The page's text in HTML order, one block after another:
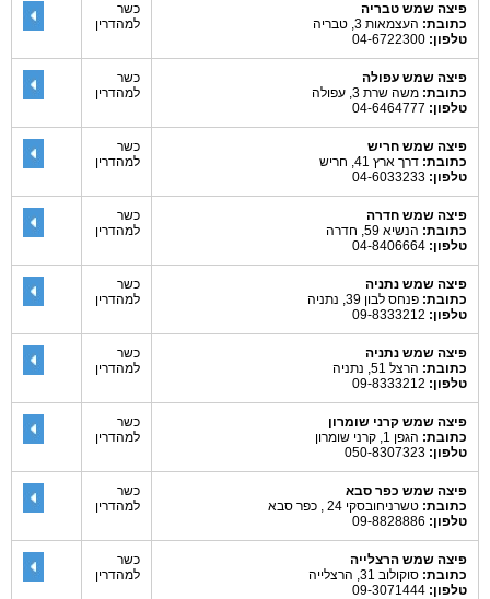
פיצה שמש טבריה
כתובת: העצמאות 3, טבריה
טלפון:
כשר
למהדרין
פיצה שמש עפולה
כתובת: משה שרת 3, עפולה
טלפון:
כשר
למהדרין
פיצה שמש חריש
כתובת: דרך ארץ 41, חריש
טלפון:
כשר
למהדרין
פיצה שמש חדרה
כתובת: הנשיא 59, חדרה
טלפון:
כשר
למהדרין
פיצה שמש נתניה
כתובת: פנחס לבון 39, נתניה
טלפון:
כשר
למהדרין
פיצה שמש נתניה
כתובת: הרצל 51, נתניה
טלפון:
כשר
למהדרין
פיצה שמש קרני שומרון
כתובת: הגפן 1, קרני שומרון
טלפון:
כשר
למהדרין
פיצה שמש כפר סבא
כתובת: טשרניחובסקי 24 , כפר סבא
טלפון:
כשר
למהדרין
פיצה שמש הרצלייה
כתובת: סוקולוב 31, הרצלייה
טלפון:
כשר
למהדרין